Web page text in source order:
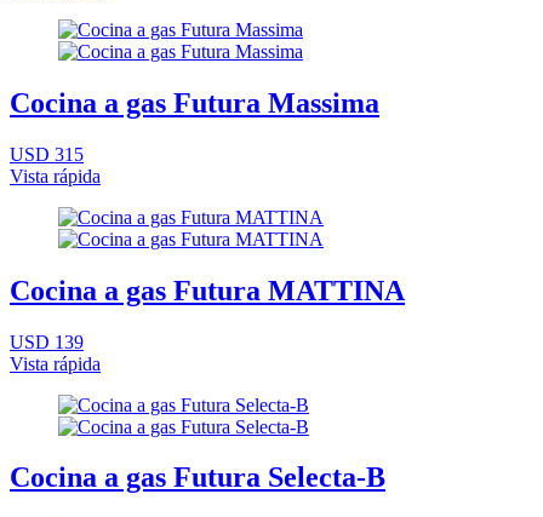
Cocina a gas Futura Massima
USD 315
Vista rápida
Cocina a gas Futura MATTINA
USD 139
Vista rápida
Cocina a gas Futura Selecta-B